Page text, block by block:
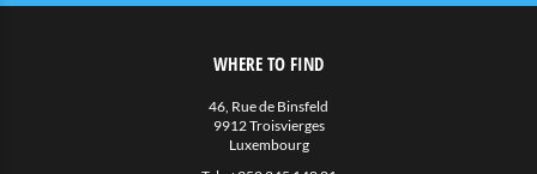
WHERE TO FIND
46, Rue de Binsfeld
9912 Troisvierges
Luxembourg